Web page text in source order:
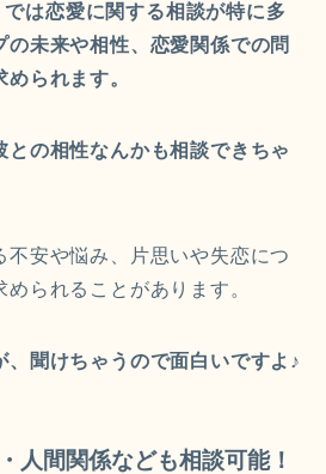
は恋愛に関する相談が特に多
の未来や相性、恋愛関係での問
られます。
との相性なんかも相談できちゃ
不安や悩み、片思いや失恋につ
られることがあります。
、聞けちゃうので面白いですよ♪
人間関係なども相談可能！